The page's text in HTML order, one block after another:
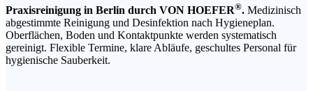
Praxisreinigung in Berlin durch VON HOEFER®. Medizinisch
abgestimmte Reinigung und Desinfektion nach Hygieneplan.
Oberflächen, Boden und Kontaktpunkte werden systematisch
gereinigt. Flexible Termine, klare Abläufe, geschultes Personal für
hygienische Sauberkeit.